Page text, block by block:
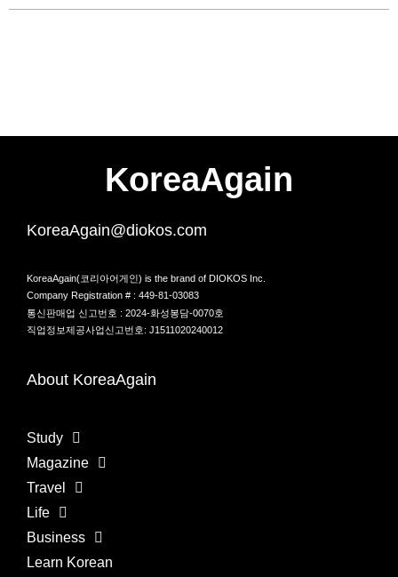
KoreaAgain
KoreaAgain@diokos.com
KoreaAgain(코리아어게인) is the brand of DIOKOS Inc.
Company Registration # : 449-81-03083
통신판매업 신고번호 : 2024-화성봉담-0070호
직업정보제공사업신고번호: J1511020240012
About KoreaAgain
Study
Magazine
Travel
Life
Business
Learn Korean